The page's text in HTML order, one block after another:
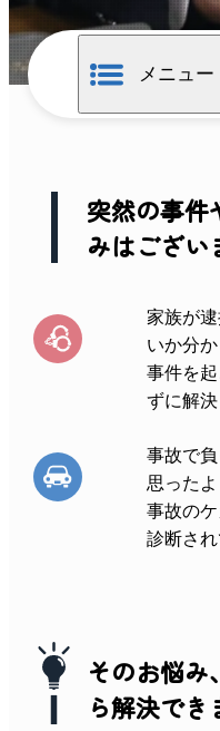
メニュー
突然の事件
みはござい
家族が
いか分
事件を
ずに解決
事故で
思った
事故の
診断され
そのお悩み
ら解決でき